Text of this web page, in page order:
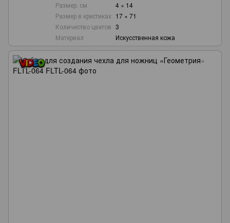
Размер, см
4 × 14
Размер в крестиках 17 × 71
Количество цветов 3
Материал
Искусственная кожа